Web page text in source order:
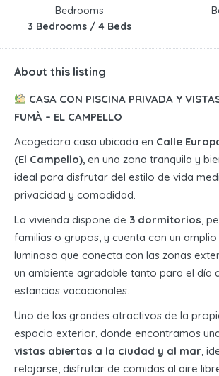
Bedrooms
3 Bedrooms / 4 Beds
About this listing
CASA CON PISCINA PRIVADA Y
FUMÀ – EL CAMPELLO
Acogedora casa ubicada en Calle
(El Campello), en una zona tranquila y
ideal para disfrutar del estilo de vida
privacidad y comodidad.
La vivienda dispone de 3 dormitorios,
familias o grupos, y cuenta con un amplio
luminoso que conecta con las zonas
un ambiente agradable tanto para el día
estancias vacacionales.
Uno de los grandes atractivos de la
espacio exterior, donde encontramos
vistas abiertas a la ciudad y al mar,
relajarse, disfrutar de comidas al aire